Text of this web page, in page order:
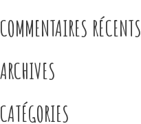
COMMENTAIRES RÉCENTS
ARCHIVES
CATÉGORIES